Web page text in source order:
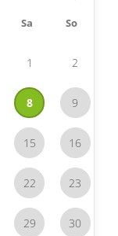
Sa So
1 2
8 9
15 16
22 23
29 30